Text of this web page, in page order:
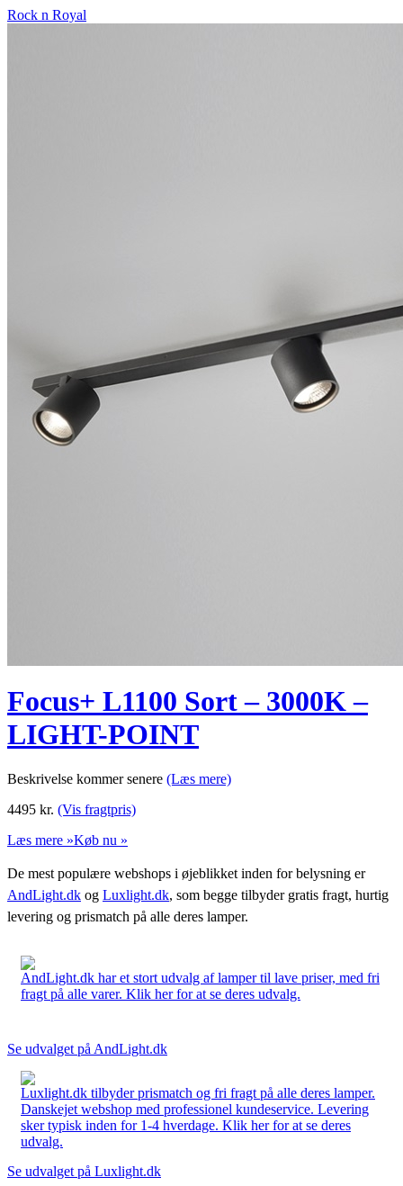
Rock n Royal
Focus+ L1100 Sort – 3000K –
LIGHT-POINT
Beskrivelse kommer senere (Læs mere)
4495 kr. (Vis fragtpris)
Læs mere »Køb nu »
De mest populære webshops i øjeblikket inden for belysning er
AndLight.dk og Luxlight.dk, som begge tilbyder gratis fragt, hurtig
levering og prismatch på alle deres lamper.
AndLight.dk har et stort udvalg af lamper til lave priser, med fri
fragt på alle varer. Klik her for at se deres udvalg.
Se udvalget på AndLight.dk
Luxlight.dk tilbyder prismatch og fri fragt på alle deres lamper.
Danskejet webshop med professionel kundeservice. Levering
sker typisk inden for 1-4 hverdage. Klik her for at se deres
udvalg.
Se udvalget på Luxlight.dk